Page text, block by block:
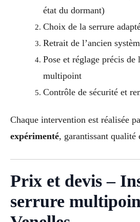
état du dormant)
Choix de la serrure
Retrait de l’ancien
Pose et réglage précis
multipoint
Contrôle de sécurité et
Chaque intervention est réalisée
expérimenté, garantissant qualité
Prix et devis –
serrure